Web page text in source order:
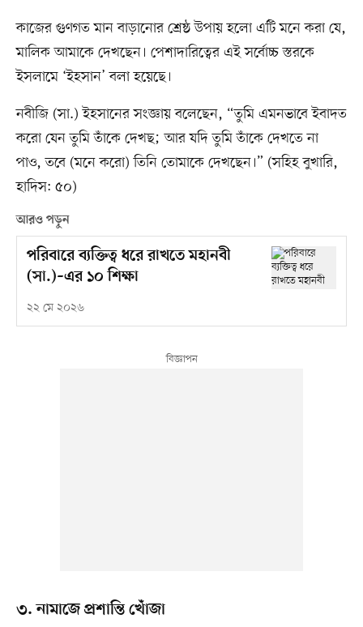
কাজের গুণগত মান বাড়ানোর শ্রেষ্ঠ উপায় হলো এটি মনে করা যে,
মালিক আমাকে দেখছেন। পেশাদারিত্বের এই সর্বোচ্চ স্তরকে
ইসলামে ‘ইহসান’ বলা হয়েছে।
নবীজি (সা.) ইহসানের সংজ্ঞায় বলেছেন, “তুমি এমনভাবে ইবাদত
করো যেন তুমি তাঁকে দেখছ; আর যদি তুমি তাঁকে দেখতে না
পাও, তবে (মনে করো) তিনি তোমাকে দেখছেন।” (সহিহ বুখারি,
হাদিস: ৫০)
আরও পড়ুন
পরিবারে ব্যক্তিত্ব ধরে রাখতে মহানবী
(সা.)–এর ১০ শিক্ষা
২২ মে ২০২৬
৩. নামাজে প্রশান্তি খোঁজা